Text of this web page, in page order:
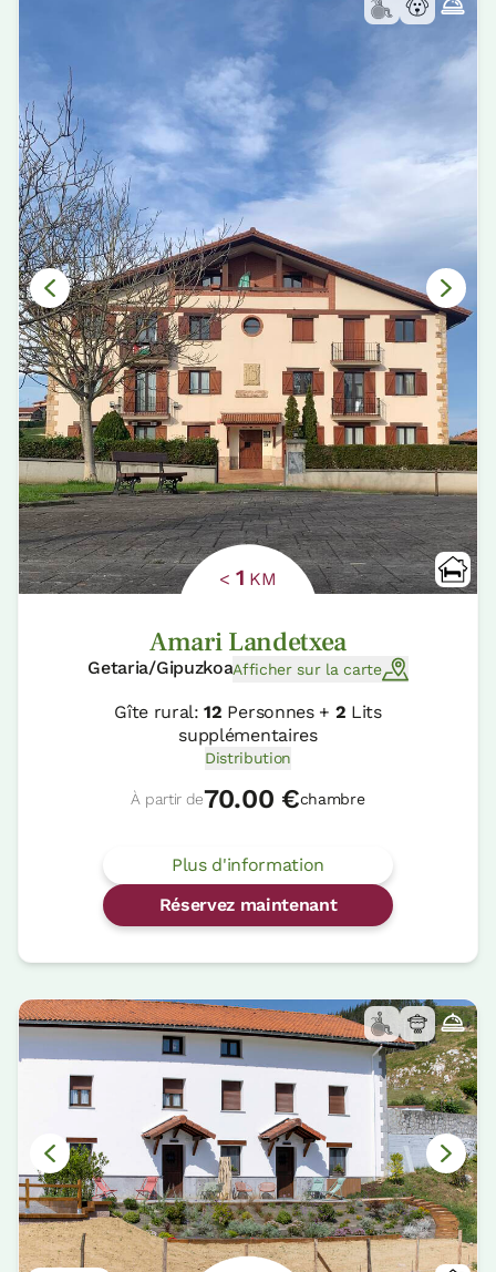
< 1 KM
Amari Landetxea
Getaria/GipuzkoaAfficher sur la carte
Gîte rural:12 Personnes + 2 Lits
supplémentaires
Distribution
À partir de70.00 €chambre
Plus d'information
Réservez maintenant